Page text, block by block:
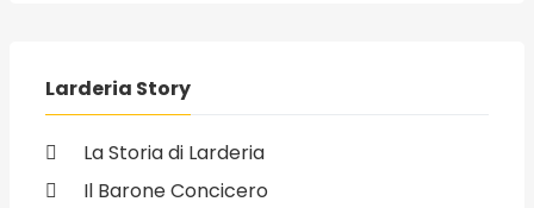
Larderia Story
La Storia di Larderia
Il Barone Concicero